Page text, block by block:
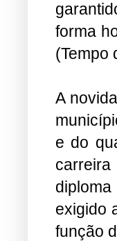
forma
(Tempo
A
e do
exigido
função